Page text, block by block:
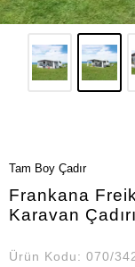
Tam Boy Çadır
Frankana
Karavan Çadırı
Ürün Kodu: 070/